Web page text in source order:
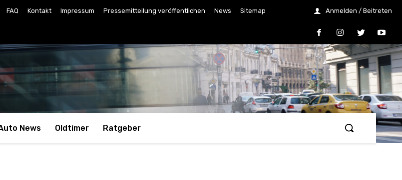
FAQ Kontakt Impressum Pressemitteilung veröffentlichen News Sitemap Anmelden / Beitreten
News Oldtimer Ratgeber